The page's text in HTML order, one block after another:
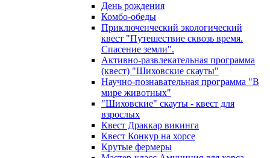
День рождения
Комбо-обеды
Приключенческий экологический
квест "Путешествие сквозь время.
Спасение земли".
Активно-развлекательная программа
(квест) "Шиховские скауты"
Научно-познавательная программа "В
мире животных"
"Шиховские" скауты - квест для
взрослых
Квест Драккар викинга
Квест Конкур на хорсе
Крутые фермеры